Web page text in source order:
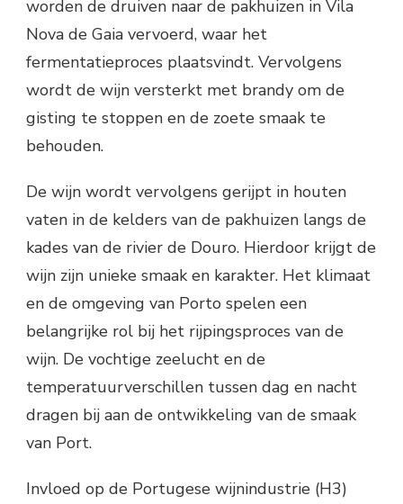
worden de druiven naar de pakhuizen in Vila
Nova de Gaia vervoerd, waar het
fermentatieproces plaatsvindt. Vervolgens
wordt de wijn versterkt met brandy om de
gisting te stoppen en de zoete smaak te
behouden.
De wijn wordt vervolgens gerijpt in houten
vaten in de kelders van de pakhuizen langs de
kades van de rivier de Douro. Hierdoor krijgt de
wijn zijn unieke smaak en karakter. Het klimaat
en de omgeving van Porto spelen een
belangrijke rol bij het rijpingsproces van de
wijn. De vochtige zeelucht en de
temperatuurverschillen tussen dag en nacht
dragen bij aan de ontwikkeling van de smaak
van Port.
Invloed op de Portugese wijnindustrie (H3)